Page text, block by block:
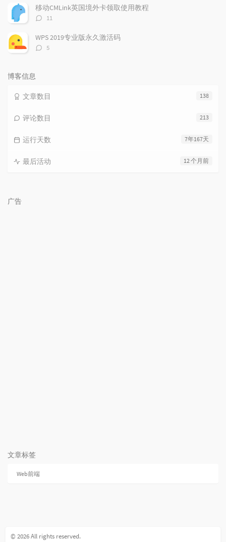
数：
移动CMLink英国境外卡领取使用教程
评
数：
11
WPS 2019专业版永久激活码
评
5
博客信息
138
文章数目
213
评论数目
7年167天
运行天数
12 个月前
最后活动
广告
文章标签
Web前端
© 2026 All rights reserved.